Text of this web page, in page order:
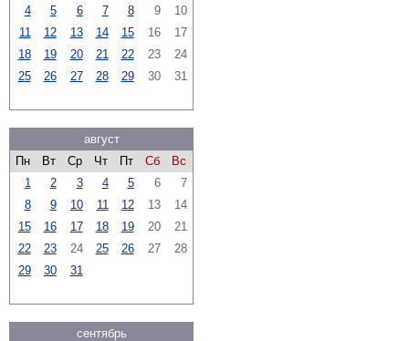
4
5 6 7 8 9
10
11
12 13 14 15 16
17
18
19 20 21 22 23
24
25
26 27 28 29 30 31
август
Пн
Вт Ср Чт Пт Сб
Вс
1
2 3 4 5 6
7
8
9 10 11 12 13
14
15
16 17 18 19 20
21
22
23 24 25 26 27
28
29
30 31
сентябрь